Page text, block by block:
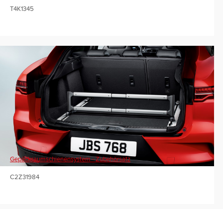
T4K1345
Gepäckraumschienensystem - Zubehörsatz
C2Z31984